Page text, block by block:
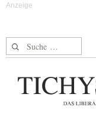
Suche nach: